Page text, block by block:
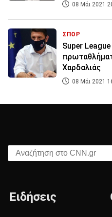
08 Μάι 2021
ΣΠΟΡ
Super
Χαρδαλιάς
08 Μάι 2021
Αναζήτηση στο CNN.gr
Ειδήσεις